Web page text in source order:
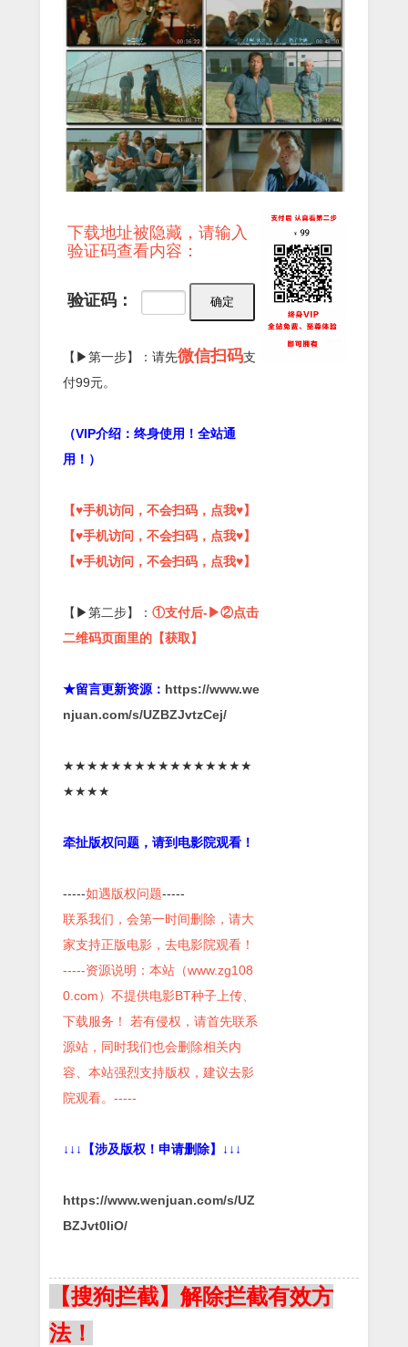
下载地址被隐藏，请输入
验证码查看内容：
验证码：
【▶第一步】：请先微信扫码支
付99元。
（VIP介绍：终身使用！全站通
用！）
【♥手机访问，不会扫码，点我♥】
【♥手机访问，不会扫码，点我♥】
【♥手机访问，不会扫码，点我♥】
【▶第二步】： ①支付后-▶②点击
二维码页面里的【获取】
★留言更新资源： https://www.we
njuan.com/s/UZBZJvtzCej/
★★★★★★★★★★★★★★★★
★★★★
牵扯版权问题，请到电影院观看！
-----如遇版权问题-----
联系我们，会第一时间删除，请大
家支持正版电影，去电影院观看！
-----资源说明：本站（www.zg108
0.com）不提供电影BT种子上传、
下载服务！ 若有侵权，请首先联系
源站，同时我们也会删除相关内
容、本站强烈支持版权，建议去影
院观看。-----
↓↓↓【涉及版权！申请删除】↓↓↓
https://www.wenjuan.com/s/UZ
BZJvt0liO/
【搜狗拦截】解除拦截有效方
法！